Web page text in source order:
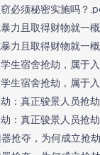
必须秘密实施吗？
力且取得财物就一
力且取得财物就一
生宿舍抢劫，属于
生宿舍抢劫，属于
：真正骏景人员抢
：真正骏景人员抢
抢夺，为何成立抢